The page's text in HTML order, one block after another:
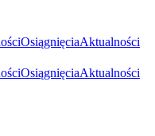
OsiągnięciaAktualności
OsiągnięciaAktualności